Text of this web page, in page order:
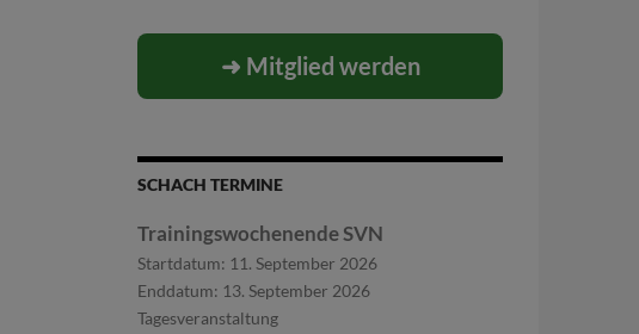
➜ Mitglied werden
SCHACH TERMINE
Trainingswochenende SVN
Startdatum: 11. September 2026
Enddatum: 13. September 2026
Tagesveranstaltung